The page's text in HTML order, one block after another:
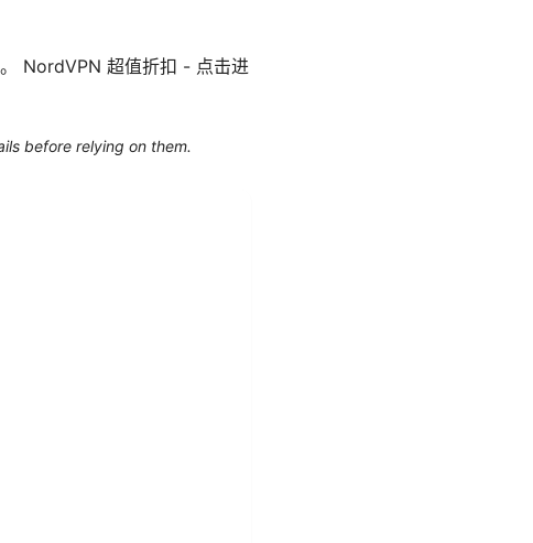
NordVPN 超值折扣 - 点击进
before relying on them.